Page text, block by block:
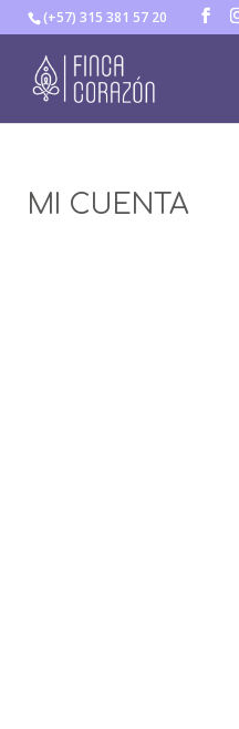
(+57) 315 381 57 20
MI CUENTA